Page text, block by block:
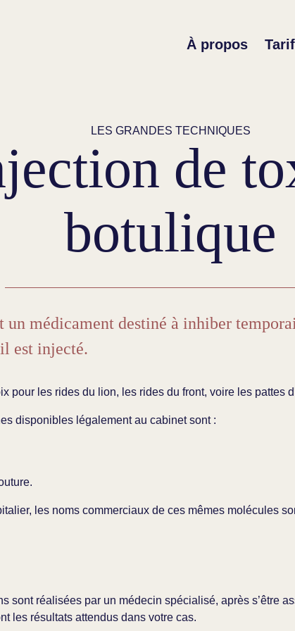
À propos
LES GRANDES TECHNIQUES
de
botulique
médicament destiné à inhiber
est injecté.
pour les rides du lion, les rides du front, voire les pattes
disponibles légalement au cabinet sont :
les noms commerciaux de ces mêmes molécules
sont réalisées par un médecin spécialisé, après s’être
les résultats attendus dans votre cas.